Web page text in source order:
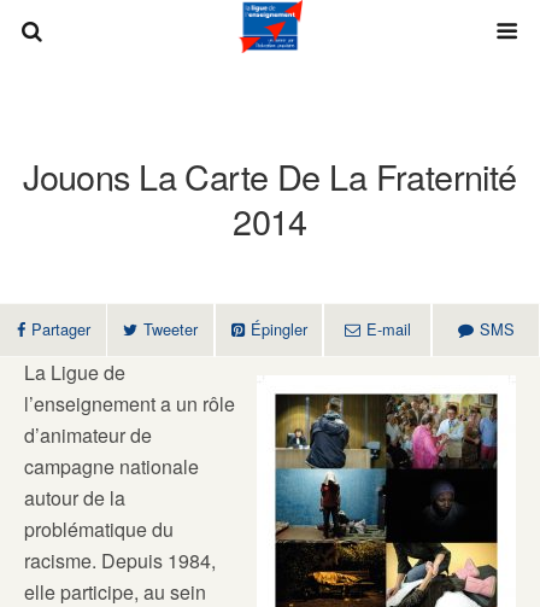
Jouons La Carte De La Fraternité
2014
Partager Tweeter Épingler E-mail SMS
La Ligue de
l’enseignement a un rôle
d’animateur de
campagne nationale
autour de la
problématique du
racisme. Depuis 1984,
elle participe, au sein